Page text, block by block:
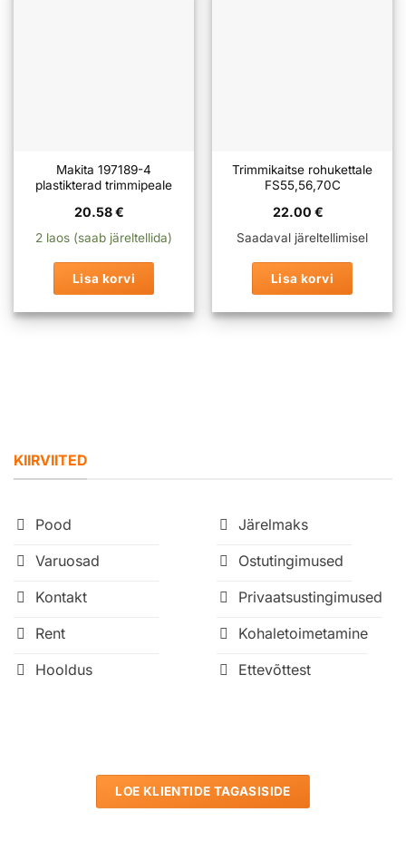
Makita 197189-4
plastikterad trimmipeale
20.58€
2 laos (saab järeltellida)
Lisa korvi
Trimmikaitse rohukettale
FS55,56,70C
22.00 €
Saadaval järeltellimisel
Lisa korvi
KIIRVIITED
Pood
Varuosad
Kontakt
Rent
Hooldus
Järelmaks
Ostutingimused
Privaatsustingimused
Kohaletoimetamine
Ettevõttest
LOE KLIENTIDE TAGASISIDE